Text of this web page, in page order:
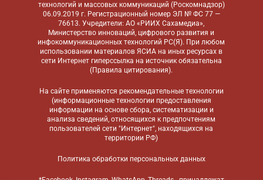
технологий и массовых коммуникаций (Роскомнадзор)
06.09.2019 г. Регистрационный номер ЭЛ № ФС 77 —
76613. Учредители: АО «РИИХ Сахамедиа»,
Министерство инноваций, цифрового развития и
инфокоммуникационных технологий РС(Я). При любом
использовании материалов ЯСИА на иных ресурсах в
сети Интернет гиперссылка на источник обязательна
(Правила цитирования).
На сайте применяются рекомендательные технологии
(информационные технологии предоставления
информации на основе сбора, систематизации и
анализа сведений, относящихся к предпочтениям
пользователей сети "Интернет", находящихся на
территории РФ)
Политика обработки персональных данных